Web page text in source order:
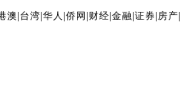
澳 台湾 华人 侨网 财经 金融 证券 房产